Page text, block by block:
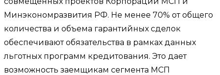
Минэкономразвития РФ. Не менее 70% от общего
количества и объема гарантийных сделок
обеспечивают обязательства в рамках данных
льготных программ кредитования. Это дает
возможность заемщикам сегмента МСП